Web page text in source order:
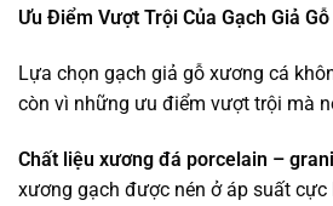
Ưu Điểm Vượt Trội Của Gạch Giả
Lựa chọn gạch giả gỗ xương cá
còn vì những ưu điểm vượt trội mà
Chất liệu xương đá porcelain –
xương gạch được nén ở áp suất